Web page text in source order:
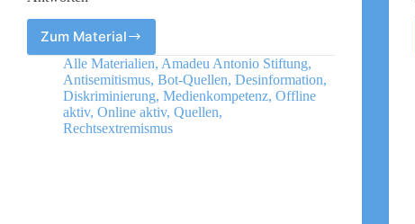
Zum Material
Gaming
und
Rechtsextremismus
–
25
Fragen
Alle Materialien, Amadeu Antonio Stiftung,
Antisemitismus, Bot-Quellen, Desinformation,
Diskriminierung, Medienkompetenz, Offline
aktiv, Online aktiv, Quellen,
Rechtsextremismus